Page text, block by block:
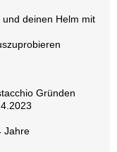
deinen Helm mit
Gründen
Jahre